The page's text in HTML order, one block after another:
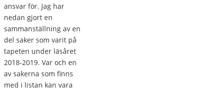
ansvar för. Jag har
nedan gjort en
sammanställning av en
del saker som varit på
tapeten under läsåret
2018-2019. Var och en
av sakerna som finns
med i listan kan vara